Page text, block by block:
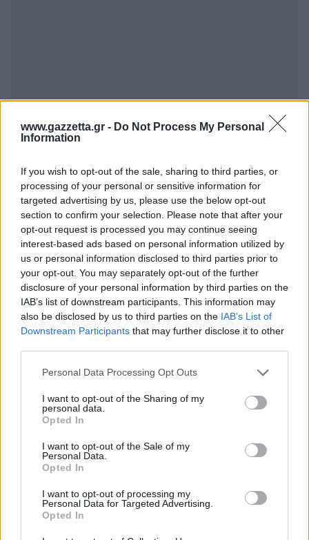
www.gazzetta.gr - Do Not Process My Personal
Information
If you wish to opt-out of the sale, sharing to third parties, or
processing of your personal or sensitive information for
targeted advertising by us, please use the below opt-out
section to confirm your selection. Please note that after your
opt-out request is processed you may continue seeing
interest-based ads based on personal information utilized by
us or personal information disclosed to third parties prior to
your opt-out. You may separately opt-out of the further
disclosure of your personal information by third parties on the
IAB’s list of downstream participants. This information may
also be disclosed by us to third parties on the IAB’s List of
Downstream Participants that may further disclose it to other
Please note that this website/app uses one or more Google
not limited to your visit or usage behaviour. You may click to
grant or deny consent to Google and its third-party tags to
use your data for below specified purposes in below Google
consent section.
Personal Data Processing Opt Outs
I want to opt-out of the Sharing of my
personal data.
Opted In
I want to opt-out of the Sale of my
Personal Data.
Opted In
I want to opt-out of processing my
Personal Data for Targeted Advertising.
Opted In
μονο για αυτόν θα μπορούσαν να φτιάξουν ενα
νέο κανονισμό τεχνική ποινή και στην συνένταυξη
Απάντησε
12 Likes 0 Απαντήσεις
Γρηγορης11
14/05/2026 - 09:17
πραγματι αυτο ειχε πει για να δουμε αυτο που
ειπε θα το κανει.
Απάντησε
4 Likes 0 Απαντήσεις
Emperor7
14/05/2026 - 09:15
Αυτός είχε πει ότι θα φύγει εάν δε πάει… για να
δειλός ;
Απάντησε
7 Likes 0 Απαντήσεις
eida_fws_kai_...
14/05/2026 - 08:26
Ακομα εδω ειναι αυτος;
Απάντησε
Likes Απαντήσεις